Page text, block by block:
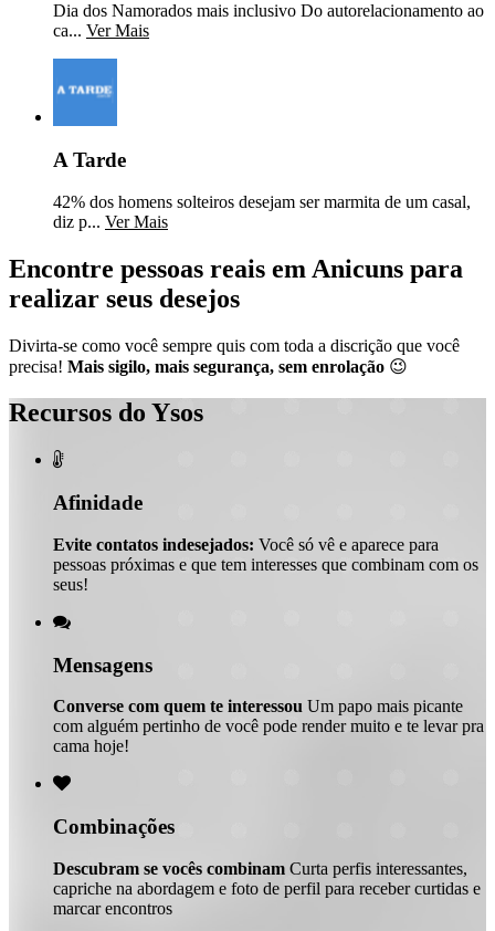
Dia dos Namorados mais inclusivo Do autorelacionamento ao
ca... Ver Mais
A Tarde
42% dos homens solteiros desejam ser marmita de um casal,
diz p... Ver Mais
Encontre pessoas reais em Anicuns para
realizar seus desejos
Divirta-se como você sempre quis com toda a discrição que você
precisa! Mais sigilo, mais segurança, sem enrolação 😉
Recursos do Ysos

Afinidade
Evite contatos indesejados: Você só vê e aparece para
pessoas próximas e que tem interesses que combinam com os
seus!

Mensagens
Converse com quem te interessou Um papo mais picante
com alguém pertinho de você pode render muito e te levar pra
cama hoje!

Combinações
Descubram se vocês combinam Curta perfis interessantes,
capriche na abordagem e foto de perfil para receber curtidas e
marcar encontros